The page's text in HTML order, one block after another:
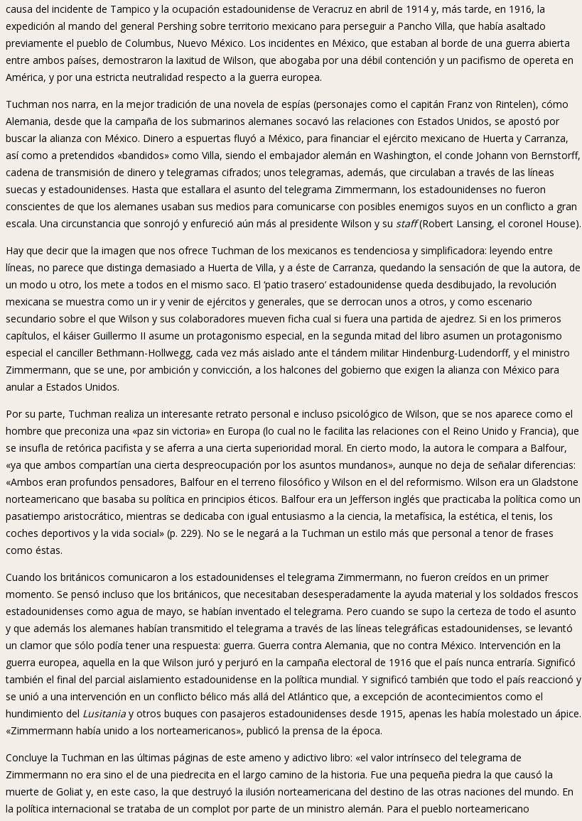
causa del incidente de Tampico y la ocupación estadounidense de Veracruz en abril de 1914 y, más tarde, en 1916, la
expedición al mando del general Pershing sobre territorio mexicano para perseguir a Pancho Villa, que había asaltado
previamente el pueblo de Columbus, Nuevo México. Los incidentes en México, que estaban al borde de una guerra abierta
entre ambos países, demostraron la laxitud de Wilson, que abogaba por una débil contención y un pacifismo de opereta en
América, y por una estricta neutralidad respecto a la guerra europea.
Tuchman nos narra, en la mejor tradición de una novela de espías (personajes como el capitán Franz von Rintelen), cómo
Alemania, desde que la campaña de los submarinos alemanes socavó las relaciones con Estados Unidos, se apostó por
buscar la alianza con México. Dinero a espuertas fluyó a México, para financiar el ejército mexicano de Huerta y Carranza,
así como a pretendidos «bandidos» como Villa, siendo el embajador alemán en Washington, el conde Johann von Bernstorff,
cadena de transmisión de dinero y telegramas cifrados; unos telegramas, además, que circulaban a través de las líneas
suecas y estadounidenses. Hasta que estallara el asunto del telegrama Zimmermann, los estadounidenses no fueron
conscientes de que los alemanes usaban sus medios para comunicarse con posibles enemigos suyos en un conflicto a gran
escala. Una circunstancia que sonrojó y enfureció aún más al presidente Wilson y su staff(Robert Lansing, el coronel House).
Hay que decir que la imagen que nos ofrece Tuchman de los mexicanos es tendenciosa y simplificadora: leyendo entre
líneas, no parece que distinga demasiado a Huerta de Villa, y a éste de Carranza, quedando la sensación de que la autora, de
un modo u otro, los mete a todos en el mismo saco. El ‘patio trasero’ estadounidense queda desdibujado, la revolución
mexicana se muestra como un ir y venir de ejércitos y generales, que se derrocan unos a otros, y como escenario
secundario sobre el que Wilson y sus colaboradores mueven ficha cual si fuera una partida de ajedrez. Si en los primeros
capítulos, el káiser Guillermo II asume un protagonismo especial, en la segunda mitad del libro asumen un protagonismo
especial el canciller Bethmann-Hollwegg, cada vez más aislado ante el tándem militar Hindenburg-Ludendorff, y el ministro
Zimmermann, que se une, por ambición y convicción, a los halcones del gobierno que exigen la alianza con México para
anular a Estados Unidos.
Por su parte, Tuchman realiza un interesante retrato personal e incluso psicológico de Wilson, que se nos aparece como el
hombre que preconiza una «paz sin victoria» en Europa (lo cual no le facilita las relaciones con el Reino Unido y Francia), que
se insufla de retórica pacifista y se aferra a una cierta superioridad moral. En cierto modo, la autora le compara a Balfour,
«ya que ambos compartían una cierta despreocupación por los asuntos mundanos», aunque no deja de señalar diferencias:
«Ambos eran profundos pensadores, Balfour en el terreno filosófico y Wilson en el del reformismo. Wilson era un Gladstone
norteamericano que basaba su política en principios éticos. Balfour era un Jefferson inglés que practicaba la política como un
pasatiempo aristocrático, mientras se dedicaba con igual entusiasmo a la ciencia, la metafísica, la estética, el tenis, los
coches deportivos y la vida social» (p. 229). No se le negará a la Tuchman un estilo más que personal a tenor de frases
como éstas.
Cuando los británicos comunicaron a los estadounidenses el telegrama Zimmermann, no fueron creídos en un primer
momento. Se pensó incluso que los británicos, que necesitaban desesperadamente la ayuda material y los soldados frescos
estadounidenses como agua de mayo, se habían inventado el telegrama. Pero cuando se supo la certeza de todo el asunto
y que además los alemanes habían transmitido el telegrama a través de las líneas telegráficas estadounidenses, se levantó
un clamor que sólo podía tener una respuesta: guerra. Guerra contra Alemania, que no contra México. Intervención en la
guerra europea, aquella en la que Wilson juró y perjuró en la campaña electoral de 1916 que el país nunca entraría. Significó
también el final del parcial aislamiento estadounidense en la política mundial. Y significó también que todo el país reaccionó y
se unió a una intervención en un conflicto bélico más allá del Atlántico que, a excepción de acontecimientos como el
hundimiento del Lusitania y otros buques con pasajeros estadounidenses desde 1915, apenas les había molestado un ápice.
«Zimmermann había unido a los norteamericanos», publicó la prensa de la época.
Concluye la Tuchman en las últimas páginas de este ameno y adictivo libro: «el valor intrínseco del telegrama de
Zimmermann no era sino el de una piedrecita en el largo camino de la historia. Fue una pequeña piedra la que causó la
muerte de Goliat y, en este caso, la que destruyó la ilusión norteamericana del destino de las otras naciones del mundo. En
la política internacional se trataba de un complot por parte de un ministro alemán. Para el pueblo norteamericano